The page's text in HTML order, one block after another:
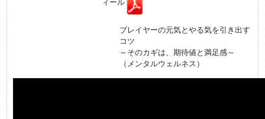
ィール
プレイヤーの元気とやる気を引き出す
コツ
～そのカギは、期待値と満足感～
（メンタルウェルネス）